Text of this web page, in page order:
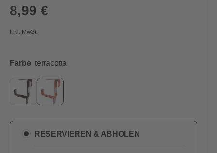
8,99 €
Inkl. MwSt.
Farbe terracotta
RESERVIEREN & ABHOLEN